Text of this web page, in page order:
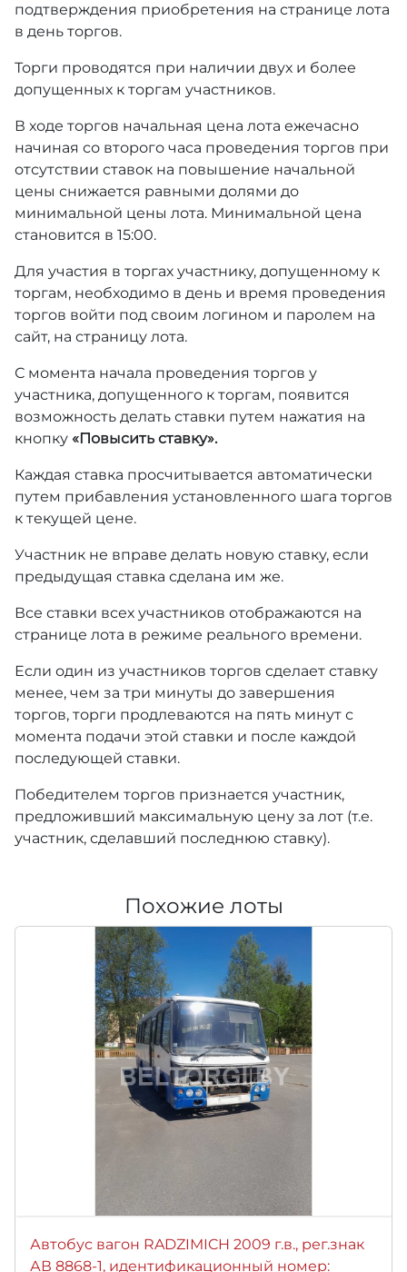
подтверждения приобретения на странице лота
в день торгов.
Торги проводятся при наличии двух и более
допущенных к торгам участников.
В ходе торгов начальная цена лота ежечасно
начиная со второго часа проведения торгов при
отсутствии ставок на повышение начальной
цены снижается равными долями до
минимальной цены лота. Минимальной цена
становится в 15:00.
Для участия в торгах участнику, допущенному к
торгам, необходимо в день и время проведения
торгов войти под своим логином и паролем на
сайт, на страницу лота.
С момента начала проведения торгов у
участника, допущенного к торгам, появится
возможность делать ставки путем нажатия на
кнопку «Повысить ставку».
Каждая ставка просчитывается автоматически
путем прибавления установленного шага торгов
к текущей цене.
Участник не вправе делать новую ставку, если
предыдущая ставка сделана им же.
Все ставки всех участников отображаются на
странице лота в режиме реального времени.
Если один из участников торгов сделает ставку
менее, чем за три минуты до завершения
торгов, торги продлеваются на пять минут с
момента подачи этой ставки и после каждой
последующей ставки.
Победителем торгов признается участник,
предложивший максимальную цену за лот (т.е.
участник, сделавший последнюю ставку).
Похожие лоты
Автобус вагон RADZIMICH 2009 г.в., рег.знак
АВ 8868-1, идентификационный номер: